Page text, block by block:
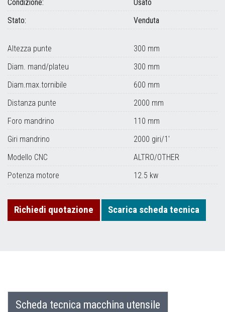
Condizione:
Usato
Stato:
Venduta
Altezza punte
300 mm
Diam. mand/plateu
300 mm
Diam.max.tornibile
600 mm
Distanza punte
2000 mm
Foro mandrino
110 mm
Giri mandrino
2000 giri/1'
Modello CNC
ALTRO/OTHER
Potenza motore
12.5 kw
Richiedi quotazione Scarica scheda tecnica
Scheda tecnica macchina utensile